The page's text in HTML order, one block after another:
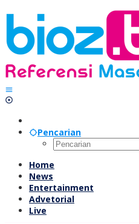
Lewati
konten
Pencarian
Home
News
Entertainment
Advetorial
Live